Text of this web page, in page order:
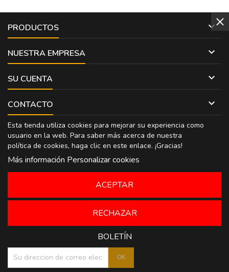
PRODUCTOS 
NUESTRA EMPRESA 
SU CUENTA 
CONTACTO 
Esta tienda utiliza cookies para mejorar su experiencia como
usuario en la web. Para saber más acerca de nuestra
política de cookies, haga clic en este enlace. ¡Gracias!
Más información Personalizar cookies
RECHAZAR
ACEPTAR
BOLETÍN